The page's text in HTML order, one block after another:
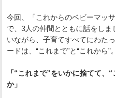
今回、「これからのベビーマッ
で、3人の仲間とともに話をし
いながら、子育てすべてにわた
ードは、“これまで”と“これから”。
「“これまで”をいかに捨てて、
か」